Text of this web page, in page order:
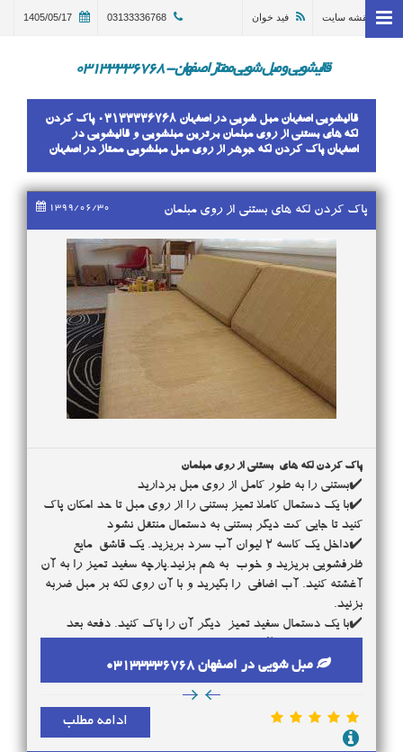
خانه
ترمیم و تعمیر قالی اصفهان
گالری
درباره ما
تماس با ما
03133336768
1405/05/17 نقشه سایت فید خوان
قالیشویی و مبل شویی ممتاز اصفهان - 03133336768
قالیشویی اصفهان مبل شویی در اصفهان 03133336768 پاک کردن
لکه های بستنی از روی مبلمان برترین مبلشویی و قالیشویی در
اصفهان پاک کردن لکه جوهر از روی مبل مبلشویی ممتاز در اصفهان
پاک کردن لکه های بستنی از روی مبلمان 1399/06/30
پاک کردن لکه های بستنی از روی مبلمان
✔️بستنی را به طور کامل از روی مبل بردارید
✔️با یک دستمال کاملا تمیز بستنی را از روی مبل تا حد امکان پاک
کنید تا جایی کت دیگر بستنی به دستمال منتقل نشود
✔️داخل یک کاسه ۲ لیوان آب سرد بریزید. یک قاشق مایع
ظرفشویی بریزید و خوب به هم بزنید.پارچه سفید تمیز را به آن
آغشته کنید. آب اضافی را بگیرید و با آن روی لکه بر مبل ضربه
بزنید.
✔️با یک دستمال سفید تمیز دیگر آن را پاک کنید. دفعه بعد
با یک پارچه خشک تا زمان برطرف شدن لکه این کار را ادامه
دهید
✔️محل مورد نظر خود را با پارچه تمیز و آب سرد کاملا تمیز و
حتما با یک پارچه خشک آب اضافی آن را بگیرید.
✔️در صورت باقی ماندن لکه، از لکه‌بر استفاده کنید. مقداری از
مبل شویی در اصفهان 03133336768
ادامه مطلب